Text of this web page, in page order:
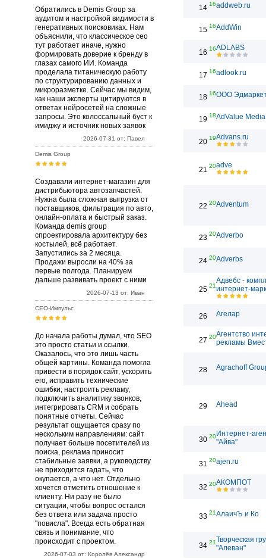
Обратились в Demis Group за
аудитом и настройкой видимости в
генеративных поисковиках. Нам
объяснили, что классическое сео
тут работает иначе, нужно
формировать доверие к бренду в
глазах самого ИИ. Команда
проделала титаническую работу
по структурированию данных и
микроразметке. Сейчас мы видим,
как наши эксперты цитируются в
ответах нейросетей на сложные
запросы. Это колоссальный буст к
имиджу и источник новых заявок
2026-07-31 от: Павел
Demis Group
Создавали интернет-магазин для
дистрибьютора автозапчастей.
Нужна была сложная выгрузка от
поставщиков, фильтрация по авто,
онлайн-оплата и быстрый заказ.
Команда demis group
спроектировала архитектуру без
костылей, всё работает.
Запустились за 2 месяца.
Продажи выросли на 40% за
первые полгода. Планируем
дальше развивать проект с ними
2026-07-13 от: Иван
СЕО-Импульс
До начала работы думал, что SEO
это просто статьи и ссылки.
Оказалось, что это лишь часть
общей картины. Команда помогла
привести в порядок сайт, ускорить
его, исправить технические
ошибки, настроить рекламу,
подключить аналитику звонков,
интегрировать CRM и собрать
понятные отчеты. Сейчас
результат ощущается сразу по
нескольким направлениям: сайт
получает больше посетителей из
поиска, реклама приносит
стабильные заявки, а руководству
не приходится гадать, что
окупается, а что нет. Отдельно
хочется отметить отношение к
клиенту. Ни разу не было
ситуации, чтобы вопрос остался
без ответа или задача просто
"повисла". Всегда есть обратная
связь и понимание, что
происходит с проектом.
2026-07-03 от: Королёв Александр
14 16addweb.ru
15 16AddWin
16 16ADLABS
17 16adlook.ru
18 16ООО
19 18AdValue Media
20 19Advans.ru
21 20adve
22 20Adventum
23 20Adverbo
24 20Adverbs
25 21
Адвебс -
интернет-
26 Агелар
27 20Агентство
рекламы
28 Agrachoff
29 Ahead
30 20Интернет-
"Айва"
31 20ajen.ru
32 20АКОМПОТ
33 21АлаичЪ и Ко
34 21Творческая
"Алеван"